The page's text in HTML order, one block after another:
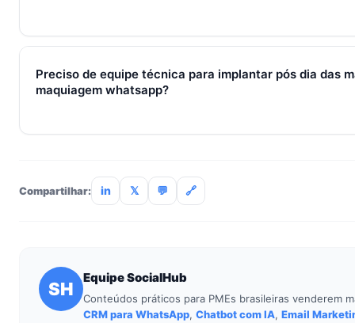
Métricas de processo (tempo de resposta, follow-up)
Preciso de equipe técnica para implantar pós dia das
maquiagem whatsapp?
Compartilhar: in 𝕏 💬 🔗
SH
Equipe SocialHub
Conteúdos práticos para PMEs brasileiras venderem
CRM para WhatsApp, Chatbot com IA, Email